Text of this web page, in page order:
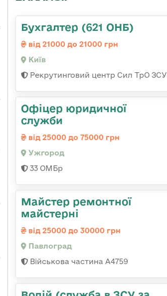
Бухгалтер (621 ОНБ)
від 21000 до 21000 грн
Київ
Рекрутинговий центр Сил ТрО ЗСУ
Офіцер юридичної
служби
від 25000 до 75000 грн
Ужгород
33 ОМБр
Майстер ремонтної
майстерні
від 25000 до 30000 грн
Павлоград
Військова частина А4759